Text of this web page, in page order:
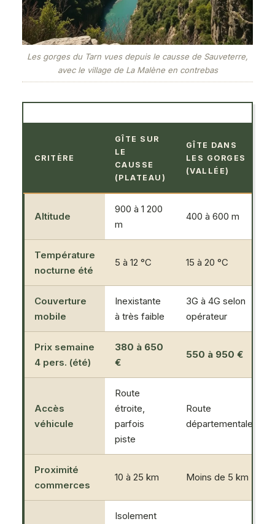
Les gorges du Tarn vues depuis le causse de Sauveterre,
avec le village de La Malène en contrebas
CRITÈRE
GÎTE SUR
LE
CAUSSE
(PLATEAU)
GÎTE DANS
LES GORGES
(VALLÉE)
Altitude
900 à 1 200
m
400 à 600 m
Température
nocturne été
5 à 12 °C 15 à 20 °C
Couverture
mobile
Inexistante
à très faible
3G à 4G selon
opérateur
Prix semaine
4 pers. (été)
380 à 650
€
550 à 950 €
Accès
véhicule
Route
étroite,
parfois
piste
Route
départementale
Proximité
commerces
10 à 25 km Moins de 5 km
Isolement